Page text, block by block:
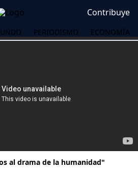
Contribuye
PERIODISMO ECONOMÍA
al drama de la humanidad"